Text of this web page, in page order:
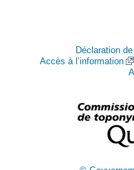
Déclaration
Accès à l’information